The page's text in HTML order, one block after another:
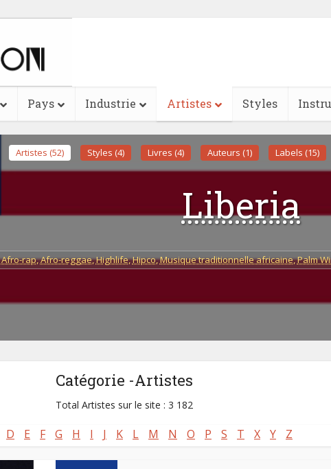
Pays Industrie Artistes Styles
Artistes (52) Styles (4) Livres (4) Auteurs (1) Labels (15)
Liberia
Afro-rap,Afro-reggae,Highlife,Hipco,Musique traditionnelle africaine,Palm
Catégorie -Artistes
Total Artistes sur le site : 3 182
D E F G H I J K L M N O P S T X Y Z